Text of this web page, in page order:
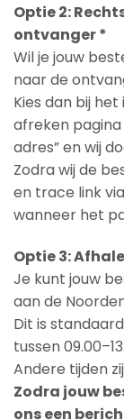
Optie 2:
ontvanger *
Wil je jouw
naar de
Kies dan bij
afreken
adres” en wij
Zodra wij de
en trace link
wanneer het
Optie 3:
Je kunt jouw
aan de
Dit is
tussen
Andere tijden
Zodra jouw
ons een